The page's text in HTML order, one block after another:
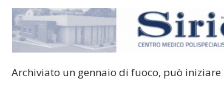
Archiviato un gennaio di fuoco, può